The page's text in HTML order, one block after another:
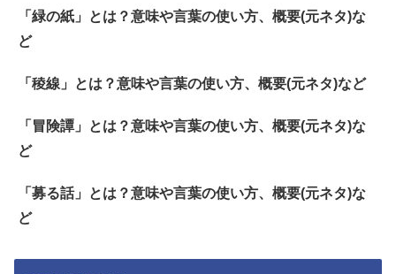
「緑の紙」とは？意味や言葉の使い方、概要(元ネタ)な
ど
「稜線」とは？意味や言葉の使い方、概要(元ネタ)など
「冒険譚」とは？意味や言葉の使い方、概要(元ネタ)な
ど
「募る話」とは？意味や言葉の使い方、概要(元ネタ)な
ど